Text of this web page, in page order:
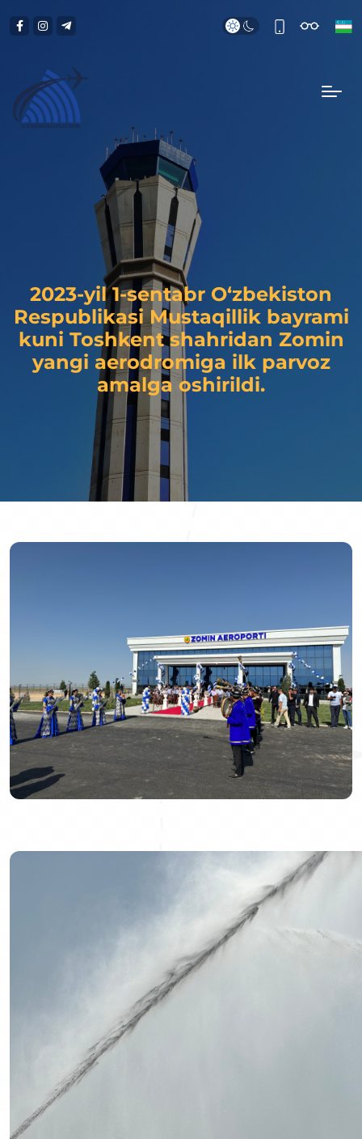
2023-yil 1-sentabr O‘zbekiston
Respublikasi Mustaqillik bayrami
kuni Toshkent shahridan Zomin
yangi aerodromiga ilk parvoz
amalga oshirildi.